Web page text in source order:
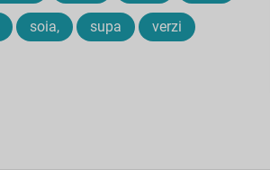
soia, supa verzi